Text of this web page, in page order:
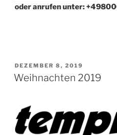
oder anrufen unter:
VERÖFFENTLICHT
AM
DEZEMBER 8, 2019
Weihnachten 2019